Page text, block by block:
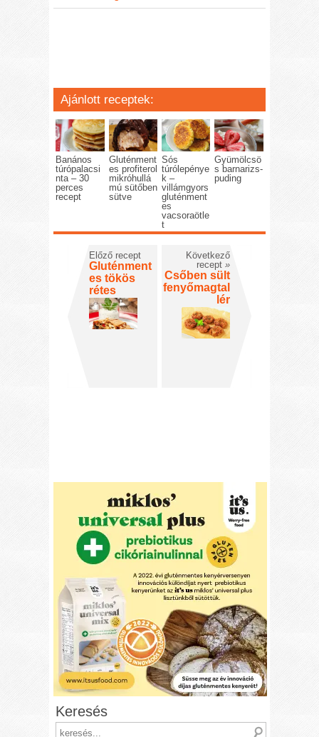
Ajánlott receptek:
Banános
túrópalacsi
nta – 30
perces
recept
Gluténment
es profiterol
mikróhullá
mú sütőben
sütve
Sós
túrólepénye
k –
villámgyors
gluténment
es
vacsoraötle
t
Gyümölcsö
s barnarizs-
puding
Előző recept
Gluténment
es tökös
rétes
Következő
recept »
Csőben sült
fenyőmagtal
lér
Keresés